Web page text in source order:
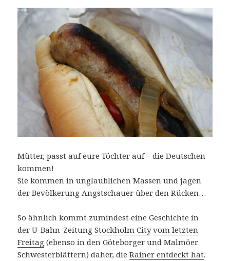
Mütter, passt auf eure Töchter auf – die Deutschen
kommen!
Sie kommen in unglaublichen Massen und jagen
der Bevölkerung Angstschauer über den Rücken…
So ähnlich kommt zumindest eine Geschichte in
der U-Bahn-ZeitungStockholm City vom letzten
Freitag (ebenso in den Göteborger und Malmöer
Schwesterblättern) daher, dieRainer entdeckt hat.